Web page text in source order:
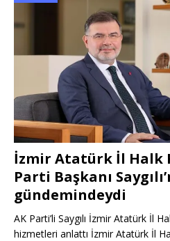
İzmir Atatürk İl Halk
Parti Başkanı
gündemindeydi
AK Parti’li Saygılı İzmir Atatürk İl
hizmetleri anlattı İzmir Atatürk İl